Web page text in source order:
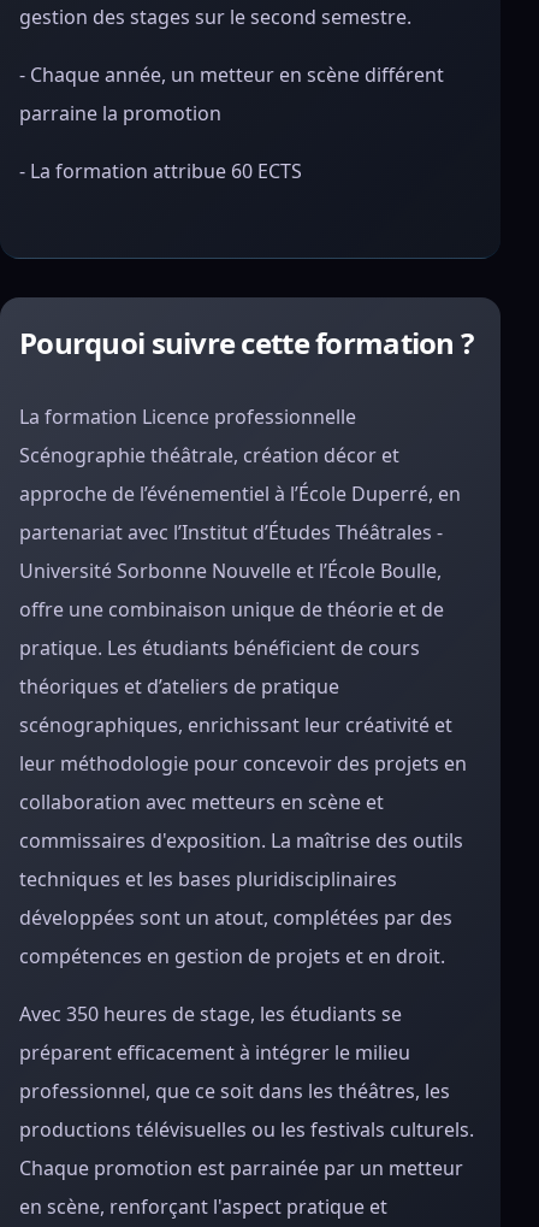
gestion des stages sur le second semestre.
- Chaque année, un metteur en scène différent
parraine la promotion
- La formation attribue 60 ECTS
Pourquoi suivre cette formation ?
La formation Licence professionnelle
Scénographie théâtrale, création décor et
approche de l’événementiel à l’École Duperré, en
partenariat avec l’Institut d’Études Théâtrales -
Université Sorbonne Nouvelle et l’École Boulle,
offre une combinaison unique de théorie et de
pratique. Les étudiants bénéficient de cours
théoriques et d’ateliers de pratique
scénographiques, enrichissant leur créativité et
leur méthodologie pour concevoir des projets en
collaboration avec metteurs en scène et
commissaires d'exposition. La maîtrise des outils
techniques et les bases pluridisciplinaires
développées sont un atout, complétées par des
compétences en gestion de projets et en droit.
Avec 350 heures de stage, les étudiants se
préparent efficacement à intégrer le milieu
professionnel, que ce soit dans les théâtres, les
productions télévisuelles ou les festivals culturels.
Chaque promotion est parrainée par un metteur
en scène, renforçant l'aspect pratique et